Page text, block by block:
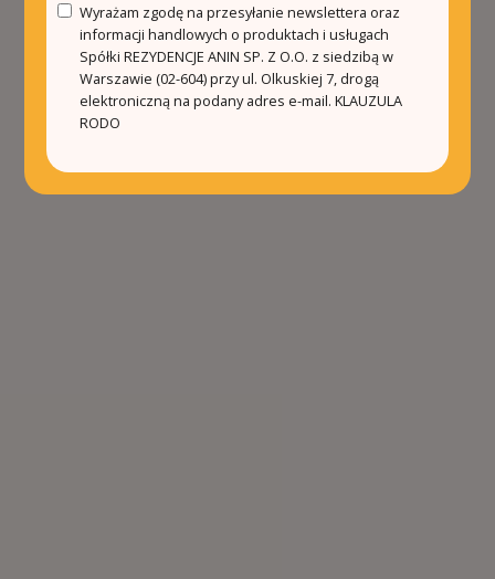
Wyrażam zgodę na przesyłanie newslettera oraz
informacji handlowych o produktach i usługach
Spółki REZYDENCJE ANIN SP. Z O.O. z siedzibą w
Warszawie (02-604) przy ul. Olkuskiej 7, drogą
elektroniczną na podany adres e-mail.KLAUZULA
RODO